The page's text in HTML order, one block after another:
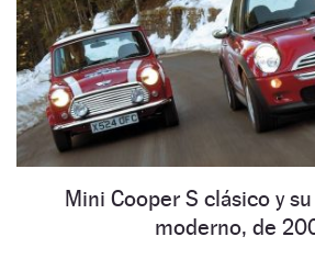
Mini Cooper S clásico y
moderno, de